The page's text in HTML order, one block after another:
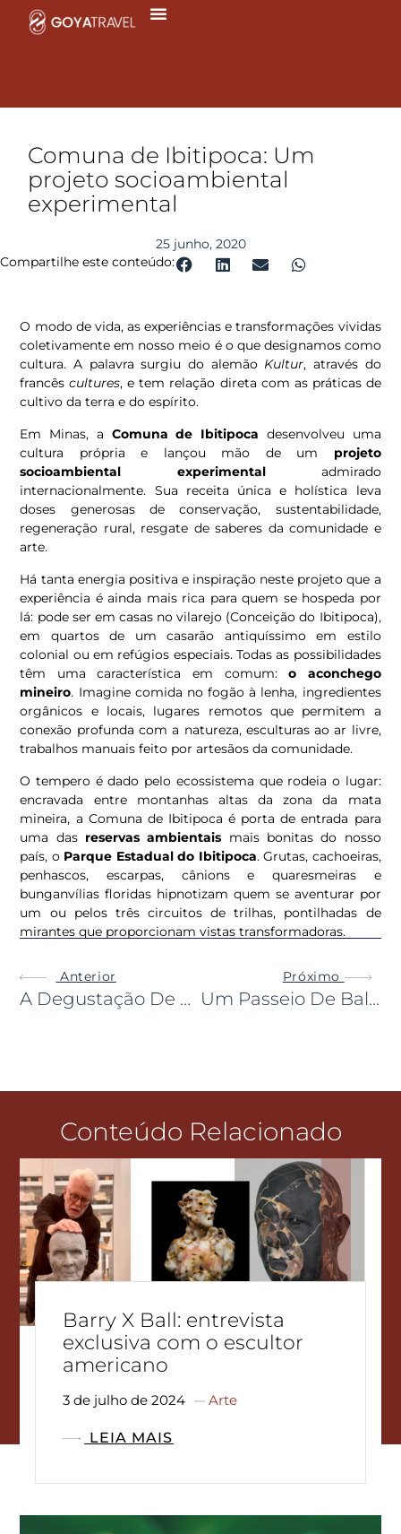
Comuna de Ibitipoca: Um
projeto socioambiental
experimental
25 junho, 2020
Compartilhe este conteúdo:
O modo de vida, as experiências e transformações vividas
coletivamente em nosso meio é o que designamos como
cultura. A palavra surgiu do alemão Kultur, através do
francêscultures, e tem relação direta com as práticas de
cultivo da terra e do espírito.
Em Minas, a Comuna de Ibitipoca desenvolveu uma
cultura própria e lançou mão de um projeto
socioambiental experimentaladmirado
internacionalmente. Sua receita única e holística leva
doses generosas de conservação, sustentabilidade,
regeneração rural, resgate de saberes da comunidade e
arte.
Há tanta energia positiva e inspiração neste projeto que a
experiência é ainda mais rica para quem se hospeda por
lá: pode ser em casas no vilarejo (Conceição do Ibitipoca),
em quartos de um casarão antiquíssimo em estilo
colonial ou em refúgios especiais. Todas as possibilidades
têm uma característica em comum:o aconchego
mineiro. Imagine comida no fogão à lenha, ingredientes
orgânicos e locais, lugares remotos que permitem a
conexão profunda com a natureza, esculturas ao ar livre,
trabalhos manuais feito por artesãos da comunidade.
O tempero é dado pelo ecossistema que rodeia o lugar:
encravada entre montanhas altas da zona da mata
mineira, a Comuna de Ibitipoca é porta de entrada para
uma das reservas ambientais mais bonitas do nosso
país, o Parque Estadual do Ibitipoca. Grutas, cachoeiras,
penhascos, escarpas, cânions e quaresmeiras e
bunganvílias floridas hipnotizam quem se aventurar por
um ou pelos três circuitos de trilhas, pontilhadas de
mirantes que proporcionam vistas transformadoras.
Anterior
A Degustação De Ostras Mais Fresca Que Você Vai Ver
Próximo
Um Passeio De Balão Sobre As Vinícolas De Bento Gonçalves
Conteúdo Relacionado
Barry X Ball: entrevista
exclusiva com o escultor
americano
3 de julho de 2024 Arte
LEIA MAIS